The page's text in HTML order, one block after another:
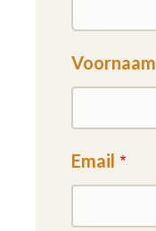
Voornaam
Email